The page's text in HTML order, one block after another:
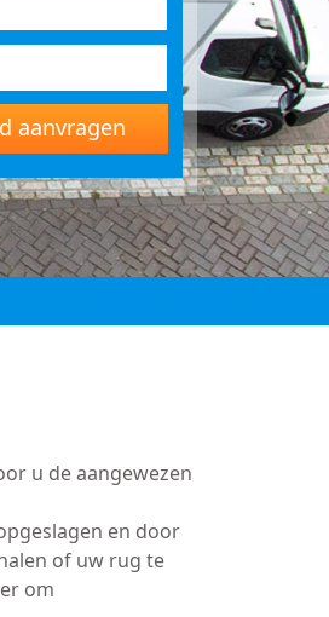
aanvragen
u de aangewezen
en door
of uw rug te
om